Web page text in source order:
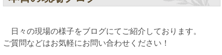
日々の現場の様子をブログにてご紹介しております。
ご質問などはお気軽にお問い合わせください！